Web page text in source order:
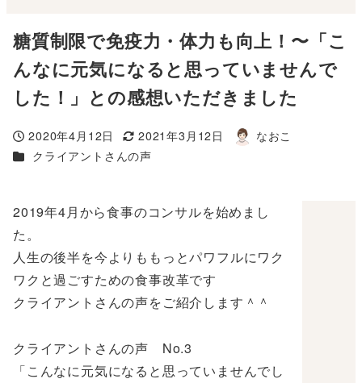
糖質制限で免疫力・体力も向上！〜「こ
んなに元気になると思っていませんで
した！」との感想いただきました
投稿日
2020年4月12日
更新日
2021年3月12日
著
なおこ
カテゴリー
クライアントさんの声
2019年4月から食事のコンサルを始めまし
た。
人生の後半を今よりももっとパワフルにワク
ワクと過ごすための食事改革です
クライアントさんの声をご紹介します＾＾
クライアントさんの声 No.3
「こんなに元気になると思っていませんでし